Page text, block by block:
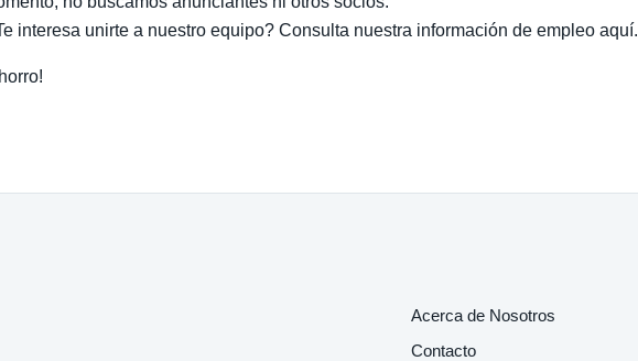
interesa unirte a nuestro equipo? Consulta nuestra información de empleo aquí.
Acerca de Nosotros
Contacto